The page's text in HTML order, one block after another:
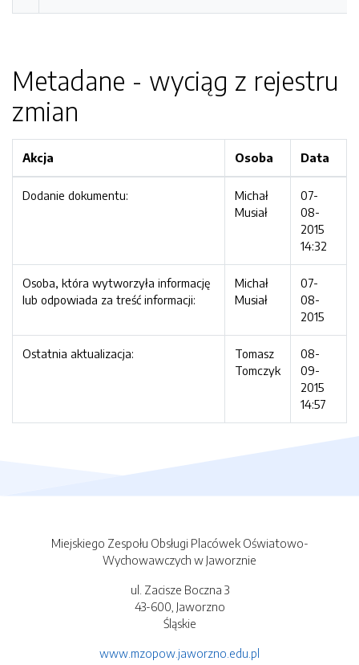
Metadane - wyciąg z rejestru
zmian
Akcja Osoba Data
Dodanie dokumentu:
Michał
Musiał
07-
08-
2015
14:32
Osoba, która wytworzyła informację
lub odpowiada za treść informacji:
Michał
Musiał
07-
08-
2015
Ostatnia aktualizacja:
Tomasz
Tomczyk
08-
09-
2015
14:57
Miejskiego Zespołu Obsługi Placówek Oświatowo-
Wychowawczych w Jaworznie
ul. Zacisze Boczna 3
43-600, Jaworzno
Śląskie
www.mzopow.jaworzno.edu.pl